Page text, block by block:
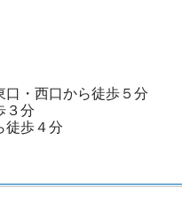
口・西口から徒歩５分
３分
徒歩４分